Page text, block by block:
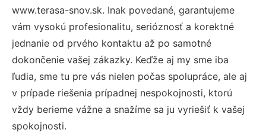
www.terasa-snov.sk. Inak povedané, garantujeme
vám vysokú profesionalitu, serióznosť a korektné
jednanie od prvého kontaktu až po samotné
dokončenie vašej zákazky. Keďže aj my sme iba
ľudia, sme tu pre vás nielen počas spolupráce, ale aj
v prípade riešenia prípadnej nespokojnosti, ktorú
vždy berieme vážne a snažíme sa ju vyriešiť k vašej
spokojnosti.